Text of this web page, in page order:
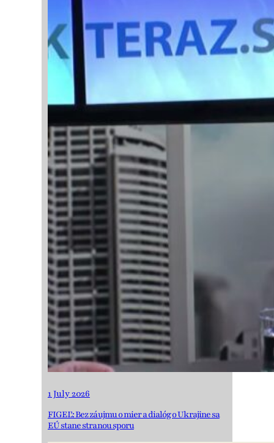
1 July 2026
FIGEĽ: Bez záujmu o mier a dialóg o Ukrajine sa
EÚ stane stranou sporu